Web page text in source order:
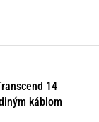
14
káblom